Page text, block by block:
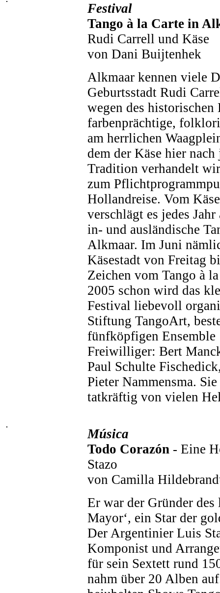
Festival
Tango à la Carte in
Rudi Carrell und Käse
von Dani Buijtenhek
Alkmaar kennen viele
Geburtsstadt Rudi
wegen des historischen
farbenprächtige,
am herrlichen
dem der Käse hier
Tradition verhandelt
zum
Hollandreise. Vom
verschlägt es jedes
in- und ausländische
Alkmaar. Im Juni
Käsestadt von Freitag
Zeichen vom Tango à
2005 schon wird das
Festival liebevoll
Stiftung TangoArt,
fünfköpfigen Ensemble
Freiwilliger: Bert
Paul Schulte
Pieter Nammensma.
tatkräftig von vielen
Música
Todo Corazón - Eine
Stazo
von Camilla
Er war der Gründer des
Mayor‘, ein Star der
Der Argentinier Luis
Komponist und
für sein Sextett rund
nahm über 20 Alben